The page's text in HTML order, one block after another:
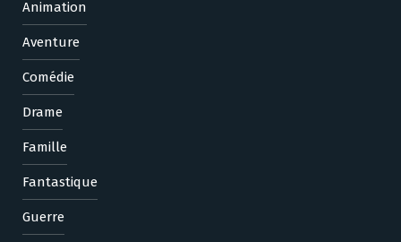
Animation
Aventure
Comédie
Drame
Famille
Fantastique
Guerre